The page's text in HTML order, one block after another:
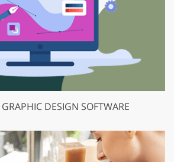
GRAPHIC DESIGN SOFTWARE